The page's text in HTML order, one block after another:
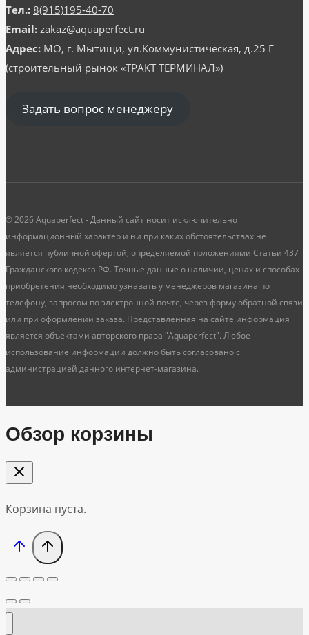
Тел.: 8(915)195-40-70
Email: zakaz@aquaperfect.ru
Адрес: МО, г. Мытищи, ул.Коммунистическая, д.25 Г
(строительный рынок «ТРАКТ ТЕРМИНАЛ»)
Задать вопрос менеджеру
© 2026 Aquaperfect - Данный сайт носит исключительно
информационный характер и ни при каких обстоятельствах не
является публичной офертой, определяемой положениями Статьи 437
Гражданского кодекса РФ. Точные данные о наличии, ценах и способах
приобретения необходимо узнавать у менеджеров магазина по
телефону, запросом по электронной почте, через форму обратной связи
или при оформлении заказа. Представленная на сайте информация
является объектами авторского права "Aquaperfect". Любое
использование информации должно быть согласовано с
администрацией данного интернет-магазина.
Обзор корзины
Корзина пуста.